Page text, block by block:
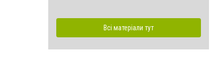
Всі матеріали тут